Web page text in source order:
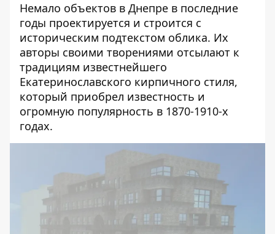
Немало объектов в Днепре в последние
годы проектируется и строится с
историческим подтекстом облика. Их
авторы своими творениями отсылают к
традициям известнейшего
Екатеринославского кирпичного стиля,
который приобрел известность и
огромную популярность в 1870-1910-х
годах.